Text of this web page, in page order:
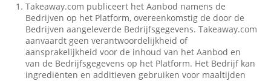
Takeaway.com publiceert het Aanbod namens de
Bedrijven op het Platform, overeenkomstig de door de
Bedrijven aangeleverde Bedrijfsgegevens. Takeaway.com
aanvaardt geen verantwoordelijkheid of
aansprakelijkheid voor de inhoud van het Aanbod en
van de Bedrijfsgegevens op het Platform. Het Bedrijf kan
ingrediënten en additieven gebruiken voor maaltijden